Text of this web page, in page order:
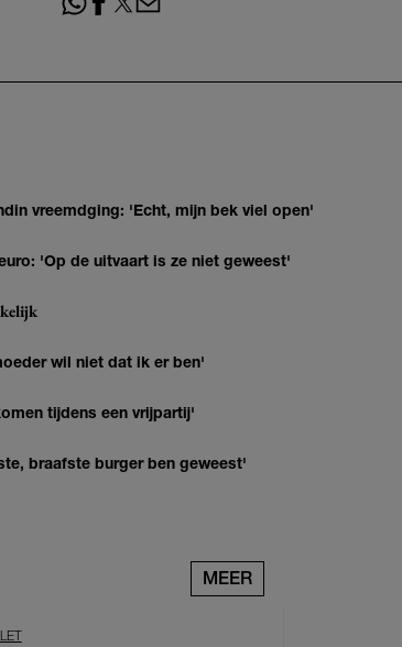
vreemdging: 'Echt, mijn bek viel open'
'Op de uitvaart is ze niet geweest'
wil niet dat ik er ben'
tijdens een vrijpartij'
braafste burger ben geweest'
MEER